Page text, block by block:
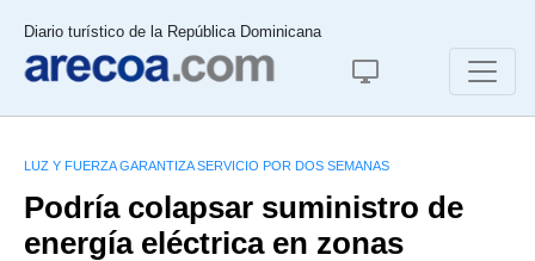
Diario turístico de la República Dominicana
LUZ Y FUERZA GARANTIZA SERVICIO POR DOS SEMANAS
Podría colapsar suministro de
energía eléctrica en zonas